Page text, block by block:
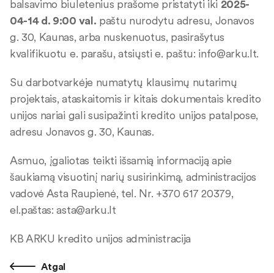
balsavimo biuletenius prašome pristatyti iki 2025-
04-14 d. 9:00 val. paštu nurodytu adresu, Jonavos
g. 30, Kaunas, arba nuskenuotus, pasirašytus
kvalifikuotu e. parašu, atsiųsti e. paštu: info@arku.lt.
Su darbotvarkėje numatytų klausimų nutarimų
projektais, ataskaitomis ir kitais dokumentais kredito
unijos nariai gali susipažinti kredito unijos patalpose,
adresu Jonavos g. 30, Kaunas.
Asmuo, įgaliotas teikti išsamią informaciją apie
šaukiamą visuotinį narių susirinkimą, administracijos
vadovė Asta Raupienė, tel. Nr. +370 617 20379,
el.paštas:asta@arku.lt
KB ARKU kredito unijos administracija
Atgal